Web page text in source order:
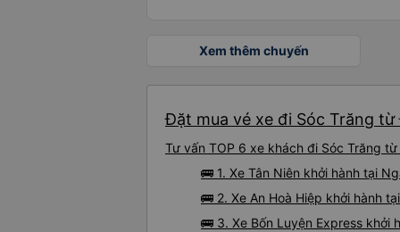
Xem thêm chuyến
Đặt mua vé xe đi Sóc Trăng
Tư vấn TOP 6 xe khách đi Sóc Trăng
🚌 1. Xe Tân Niên khởi hành tại
🚌 2. Xe An Hoà Hiệp khởi hành
🚌 3. Xe Bốn Luyện Express khởi